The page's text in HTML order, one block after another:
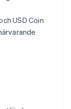
USD Coin